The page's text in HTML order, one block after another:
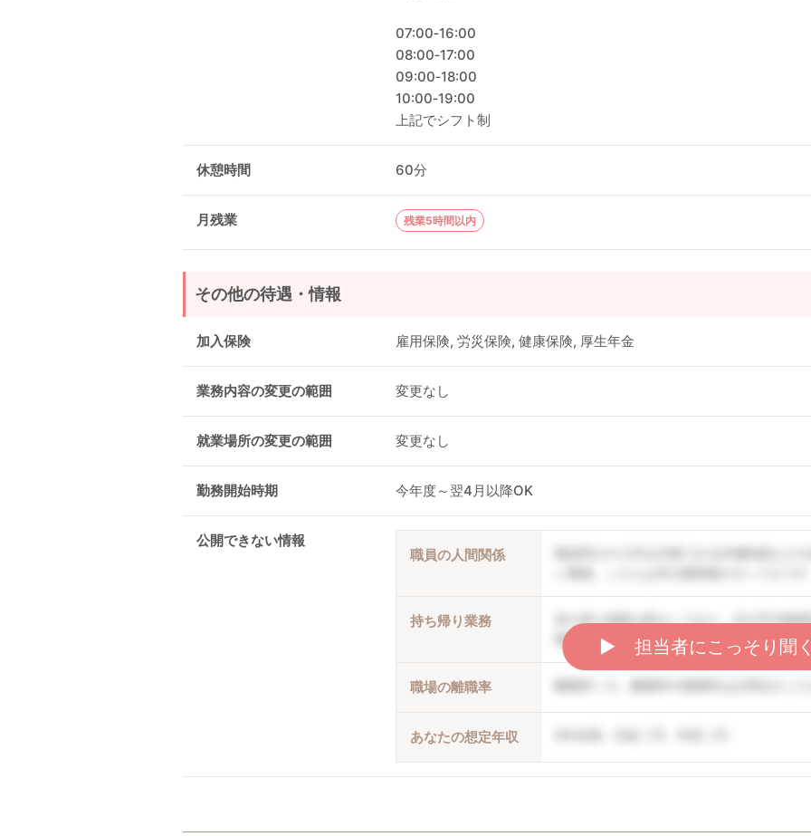
07:00‐16:00
08:00‐17:00
09:00‐18:00
10:00‐19:00
上記でシフト制
休憩時間 60分
月残業 残業5時間以内
その他の待遇・情報
加入保険 雇用保険, 労災保険, 健康保険, 厚生年金
業務内容の変更の範囲 変更なし
就業場所の変更の範囲 変更なし
勤務開始時期 今年度～翌4月以降OK
公開できない情報
職員の人間関係
持ち帰り業務
開情報のサンプルです
職場の離職率
あなたの想定年収
▶︎ 担当者にこっそり聞